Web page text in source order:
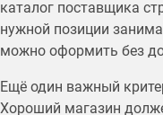
каталог поставщика
нужной позиции
можно оформить без
Ещё один важный
Хороший магазин